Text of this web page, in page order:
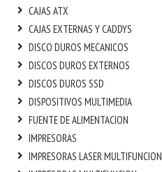
CAJAS ATX
CAJAS EXTERNAS Y CADDYS
DISCO DUROS MECANICOS
DISCOS DUROS EXTERNOS
DISCOS DUROS SSD
DISPOSITIVOS MULTIMEDIA
FUENTE DE ALIMENTACION
IMPRESORAS
IMPRESORAS LASER MULTIFUNCION